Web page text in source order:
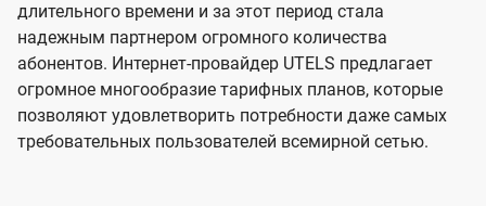
длительного времени и за этот период стала
надежным партнером огромного количества
абонентов. Интернет-провайдер UTELS предлагает
огромное многообразие тарифных планов, которые
позволяют удовлетворить потребности даже самых
требовательных пользователей всемирной сетью.